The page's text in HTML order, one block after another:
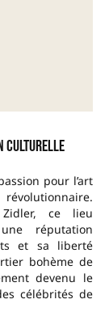
culturelle
pour l’art
ce lieu
réputation
et sa liberté
bohème de
devenu le
célébrités de